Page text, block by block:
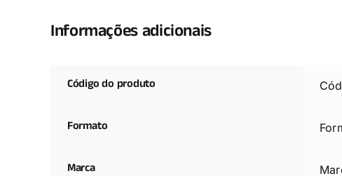
Informações adicionais
Código do produto
Formato
Marca